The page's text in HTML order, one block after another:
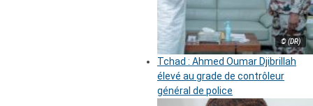
© (DR)
Tchad : Ahmed Oumar Djibrillah
élevé au grade de contrôleur
général de police